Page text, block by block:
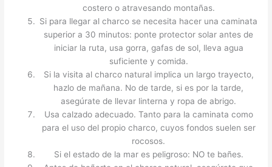
costero o atravesando montañas.
Si para llegar al charco se necesita hacer una caminata
superior a 30 minutos: ponte protector solar antes de
iniciar la ruta, usa gorra, gafas de sol, lleva agua
suficiente y comida.
Si la visita al charco natural implica un largo trayecto,
hazlo de mañana. No de tarde, si es por la tarde,
asegúrate de llevar linterna y ropa de abrigo.
Usa calzado adecuado. Tanto para la caminata como
para el uso del propio charco, cuyos fondos suelen ser
rocosos.
Si el estado de la mar es peligroso: NO te bañes.